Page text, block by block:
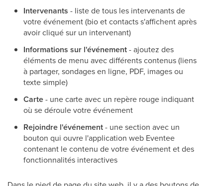
Intervenants - liste de tous les intervenants de
votre événement (bio et contacts s'affichent après
avoir cliqué sur un intervenant)
Informations sur l'événement- ajoutez des
éléments de menu avec différents contenus (liens
à partager, sondages en ligne, PDF, images ou
texte simple)
Carte- une carte avec un repère rouge indiquant
où se déroule votre événement
Rejoindre l'événement- une section avec un
bouton qui ouvre l'application web Eventee
contenant le contenu de votre événement et des
fonctionnalités interactives